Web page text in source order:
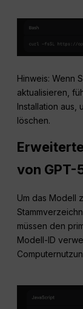
Hinweis: Wenn
aktualisieren,
Installation aus,
löschen.
von GPT-
Um das Modell
müssen den
Modell-ID